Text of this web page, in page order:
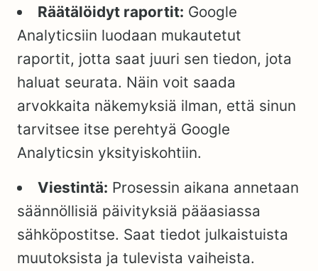
Räätälöidyt raportit: Google
Analyticsiin luodaan mukautetut
raportit, jotta saat juuri sen tiedon, jota
haluat seurata. Näin voit saada
arvokkaita näkemyksiä ilman, että sinun
tarvitsee itse perehtyä Google
Analyticsin yksityiskohtiin.
Viestintä: Prosessin aikana annetaan
säännöllisiä päivityksiä pääasiassa
sähköpostitse. Saat tiedot julkaistuista
muutoksista ja tulevista vaiheista.